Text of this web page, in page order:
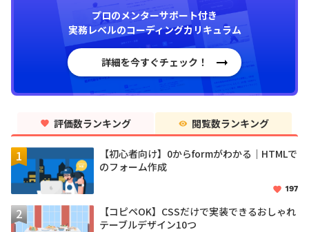
プロのメンターサポート付き
実務レベルのコーディングカリキュラム
詳細を今すぐチェック！
評価数ランキング 閲覧数ランキング
【初心者向け】0からformがわかる｜HTMLで
のフォーム作成
197
【コピペOK】CSSだけで実装できるおしゃれ
テーブルデザイン10つ